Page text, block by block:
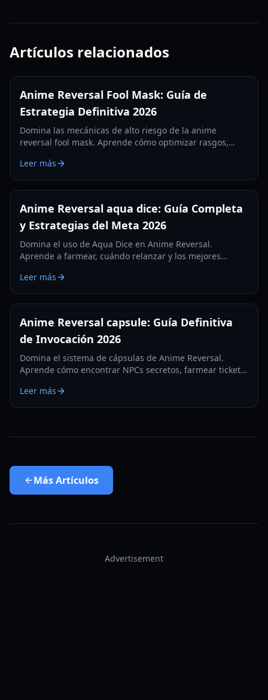
Artículos relacionados
Anime Reversal Fool Mask: Guía de
Estrategia Definitiva 2026
Domina las mecánicas de alto riesgo de la anime
reversal fool mask. Aprende cómo optimizar rasgos,
con nuestra guía experta.
Leer más
Anime Reversal aqua dice: Guía Completa
y Estrategias del Meta 2026
Domina el uso de Aqua Dice en Anime Reversal.
Aprende a farmear, cuándo relanzar y los mejores
2026.
Leer más
Anime Reversal capsule: Guía Definitiva
de Invocación 2026
Domina el sistema de cápsulas de Anime Reversal.
Aprende cómo encontrar NPCs secretos, farmear tickets
de 2026.
Leer más
MásArtículos
Advertisement